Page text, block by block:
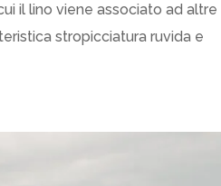
il lino viene associato ad altre
stropicciatura ruvida e